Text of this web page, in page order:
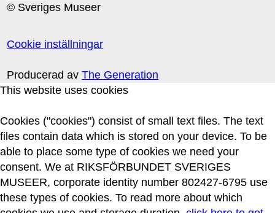
© Sveriges Museer
Cookie inställningar
Producerad avThe Generation
This website uses cookies
Cookies ("cookies") consist of small text files. The text
files contain data which is stored on your device. To be
able to place some type of cookies we need your
consent. We at RIKSFÖRBUNDET SVERIGES
MUSEER, corporate identity number 802427-6795 use
these types of cookies. To read more about which